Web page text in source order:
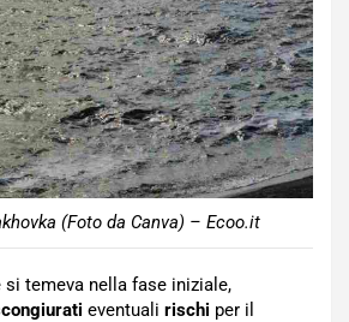
(Foto da Canva) – Ecoo.it
temeva nella fase iniziale,
eventuali rischi per il